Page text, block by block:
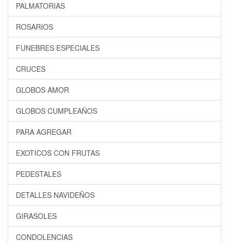
PALMATORIAS
ROSARIOS
FUNEBRES ESPECIALES
CRUCES
GLOBOS AMOR
GLOBOS CUMPLEAÑOS
PARA AGREGAR
EXOTICOS CON FRUTAS
PEDESTALES
DETALLES NAVIDEÑOS
GIRASOLES
CONDOLENCIAS